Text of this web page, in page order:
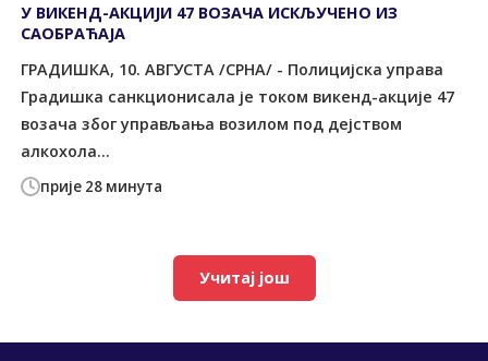
прије 28 минута
У ВИКЕНД-АКЦИЈИ 47 ВОЗАЧА ИСКЉУЧЕНО ИЗ
САОБРАЋАЈА
ГРАДИШКА, 10. АВГУСТА /СРНА/ - Полицијска управа
Градишка санкционисала је током викенд-акције 47
возача због управљања возилом под дејством
алкохола...
Учитај још